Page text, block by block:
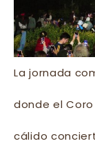
La jornada
donde el Coro
cálido